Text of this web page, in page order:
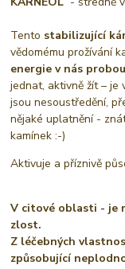
Tento stabilizující
vědomému prožívání
energie v nás
jednat, aktivně žít – je
jsou nesoustředění,
nějaké uplatnění -
kamínek :-)
Aktivuje a příznivě
V citové oblasti - je
zlost.
Z léčebných
způsobující